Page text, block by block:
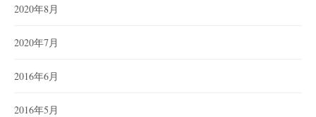
2020年8月
2020年7月
2016年6月
2016年5月